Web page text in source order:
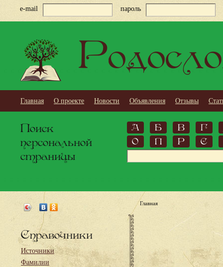
e-mail пароль
Главная О проекте Новости Объявления Отзывы
Поиск
персональной
страницы
А Б В
Г
О
П Р С
Справочники
Источники
Фамилии
Главная